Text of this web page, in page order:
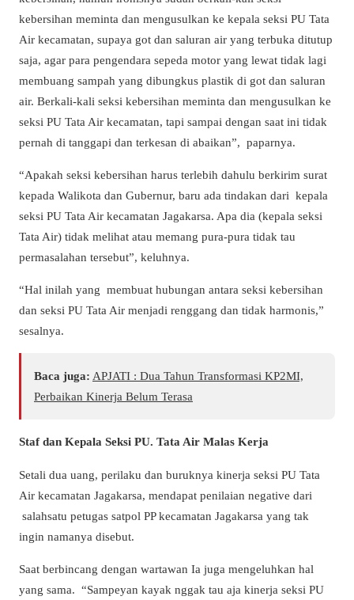
kebersihan meminta dan mengusulkan ke kepala seksi PU Tata
Air kecamatan, supaya got dan saluran air yang terbuka ditutup
saja, agar para pengendara sepeda motor yang lewat tidak lagi
membuang sampah yang dibungkus plastik di got dan saluran
air. Berkali-kali seksi kebersihan meminta dan mengusulkan ke
seksi PU Tata Air kecamatan, tapi sampai dengan saat ini tidak
pernah di tanggapi dan terkesan di abaikan”, paparnya.
“Apakah seksi kebersihan harus terlebih dahulu berkirim surat
kepada Walikota dan Gubernur, baru ada tindakan dari kepala
seksi PU Tata Air kecamatan Jagakarsa. Apa dia (kepala seksi
Tata Air) tidak melihat atau memang pura-pura tidak tau
permasalahan tersebut”, keluhnya.
“Hal inilah yang membuat hubungan antara seksi kebersihan
dan seksi PU Tata Air menjadi renggang dan tidak harmonis,”
sesalnya.
Baca juga: APJATI : Dua Tahun Transformasi KP2MI,
Perbaikan Kinerja Belum Terasa
Staf dan Kepala Seksi PU. Tata Air Malas Kerja
Setali dua uang, perilaku dan buruknya kinerja seksi PU Tata
Air kecamatan Jagakarsa, mendapat penilaian negative dari
salahsatu petugas satpol PP kecamatan Jagakarsa yang tak
ingin namanya disebut.
Saat berbincang dengan wartawan Ia juga mengeluhkan hal
yang sama. “Sampeyan kayak nggak tau aja kinerja seksi PU